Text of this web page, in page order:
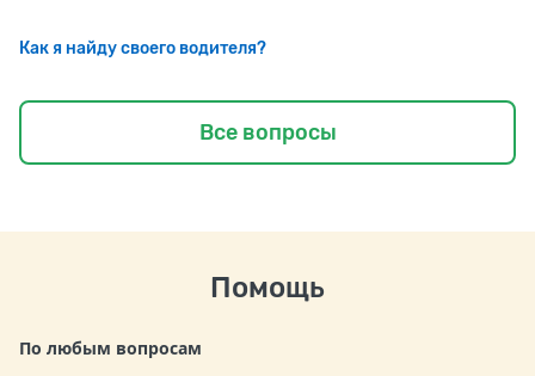
Как я найду своего водителя?
Все вопросы
Помощь
По любым вопросам